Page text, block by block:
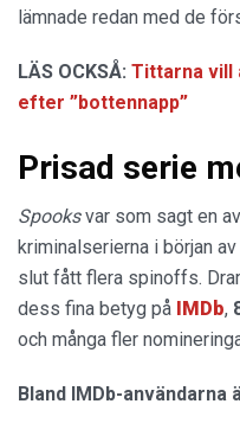
lämnade redan med de
LÄS OCKSÅ: Tittarna vill
efter ”bottennapp”
Prisad serie
Spooksvar som sagt en
kriminalserierna i början
slut fått flera spinoffs.
dess fina betyg på
IMDb,
och många fler
Bland IMDb-användarna